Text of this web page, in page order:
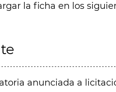
la ficha en los
anunciada a